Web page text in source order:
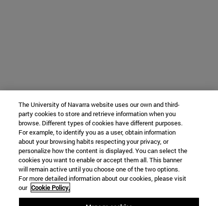
The University of Navarra website uses our own and third-
party cookies to store and retrieve information when you
browse. Different types of cookies have different purposes.
For example, to identify you as a user, obtain information
about your browsing habits respecting your privacy, or
personalize how the content is displayed. You can select the
cookies you want to enable or accept them all. This banner
will remain active until you choose one of the two options.
For more detailed information about our cookies, please visit
our Cookie Policy.